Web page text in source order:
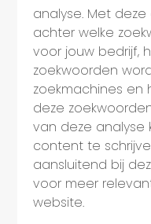
analyse. Met
achter welke
voor jouw bedrijf,
zoekwoorden
zoekmachines
deze
van deze analyse
content te
aansluitend bij
voor meer
website.